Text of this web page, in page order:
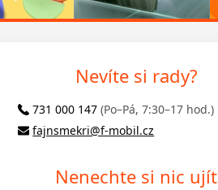
Nevíte si rady?
731 000 147 (Po–Pá, 7:30–17 hod.)
fajnsmekri@f-mobil.cz
Nenechte si nic ujít